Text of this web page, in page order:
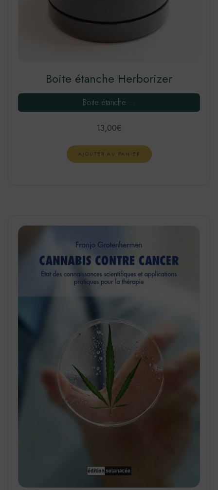
Boite étanche Herborizer
Boite étanche …
13,00€
AJOUTER AU PANIER